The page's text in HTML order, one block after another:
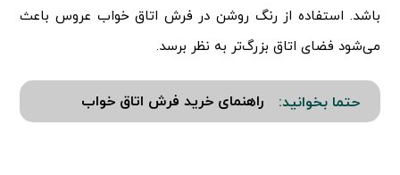
باشد. استفاده از رنگ روشن در فرش اتاق خواب عروس باعث
می‌شود فضای اتاق بزرگ‌تر به نظر برسد.
حتما بخوانید: راهنمای خرید فرش اتاق خواب